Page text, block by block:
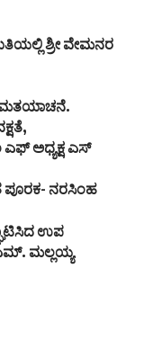
ಶ್ರೀ ವೇಮನರ
ಎಫ್ ಅಧ್ಯಕ್ಷ ಎಸ್
ಪೂರಕ- ನರಸಿಂಹ
ಉಪ
ಮಲ್ಲಯ್ಯ